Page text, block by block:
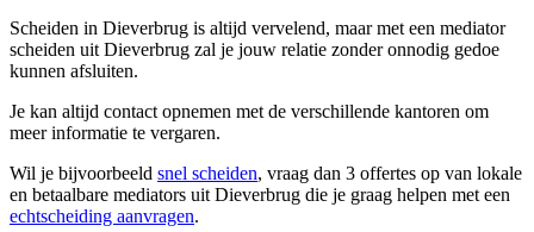
Scheiden in Dieverbrug is altijd vervelend, maar met een mediator
scheiden uit Dieverbrug zal je jouw relatie zonder onnodig gedoe
kunnen afsluiten.
Je kan altijd contact opnemen met de verschillende kantoren om
meer informatie te vergaren.
Wil je bijvoorbeeld snel scheiden, vraag dan 3 offertes op van lokale
en betaalbare mediators uit Dieverbrug die je graag helpen met een
echtscheiding aanvragen.